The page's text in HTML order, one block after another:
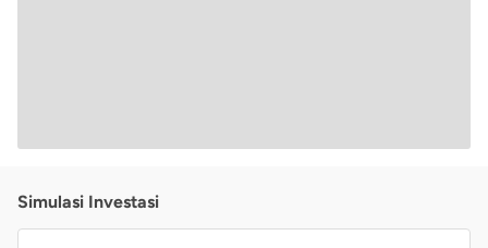
Simulasi Investasi